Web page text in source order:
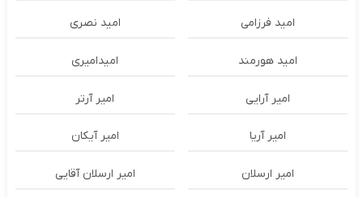
امید فرزامی امید نصری
امید هورمند امیدامیری
امیر آرایی امیر آرتر
امیر آریا امیر آیکان
امیر ارسلان امیر ارسلان آقایی